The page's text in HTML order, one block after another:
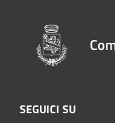
SEGUICI SU